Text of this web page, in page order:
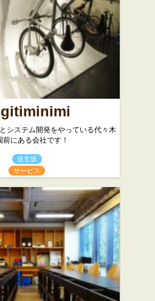
バーガーショップ
システム開発をやっている代々木
前にある会社です！
道玄坂
サービス